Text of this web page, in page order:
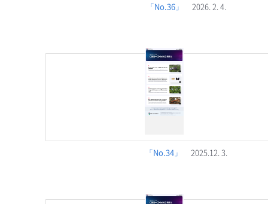
「No.36」 2026. 2. 4.
「No.34」 2025.12. 3.